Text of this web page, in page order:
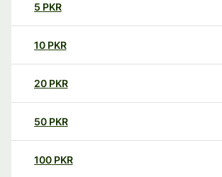
5 PKR
10 PKR
20 PKR
50 PKR
100 PKR